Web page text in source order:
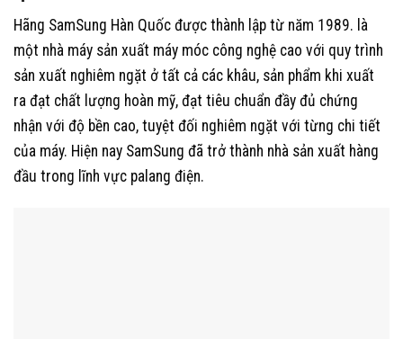
Hãng SamSung Hàn Quốc được thành lập từ năm 1989. là
một nhà máy sản xuất máy móc công nghệ cao với quy trình
sản xuất nghiêm ngặt ở tất cả các khâu, sản phẩm khi xuất
ra đạt chất lượng hoàn mỹ, đạt tiêu chuẩn đầy đủ chứng
nhận với độ bền cao, tuyệt đối nghiêm ngặt với từng chi tiết
của máy. Hiện nay SamSung đã trở thành nhà sản xuất hàng
đầu trong lĩnh vực palang điện.